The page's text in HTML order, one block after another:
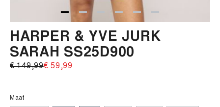
HARPER & YVE JURK
SARAH SS25D900
€ 149,99‌€ 59,99‌
Maat